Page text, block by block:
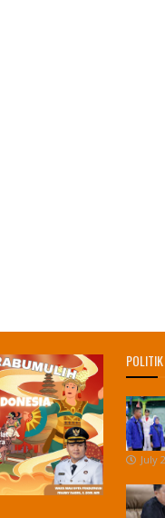
POLITIK
July